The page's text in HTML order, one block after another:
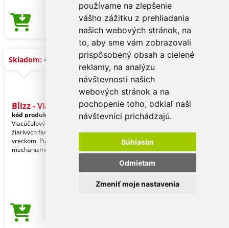
používame na zlepšenie
vášho zážitku z prehliadania
našich webových stránok, na
to, aby sme vám zobrazovali
prispôsobený obsah a cielené
reklamy, na analýzu
návštevnosti našich
webových stránok a na
pochopenie toho, odkiaľ naši
návštevníci prichádzajú.
Súhlasím
Odmietam
Zmeniť moje nastavenia
Cena od0,24 €
Skladom: 42.121 ks
Blizz - Viacúčelové puzdro
kód produktu:
14679005000
Viacúčelový kryt z mäkkého silikónu v
žiarivých farbách so vstavaným
vreckom. Puzdro so skladacím
mechanizmom. Ref: 4679